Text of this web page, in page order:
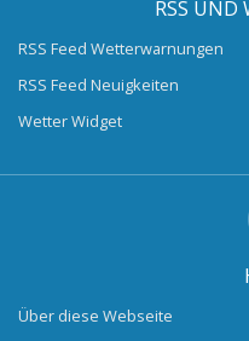
RSS UND
RSS Feed Wetterwarnungen
RSS Feed Neuigkeiten
Wetter Widget
Über diese Webseite